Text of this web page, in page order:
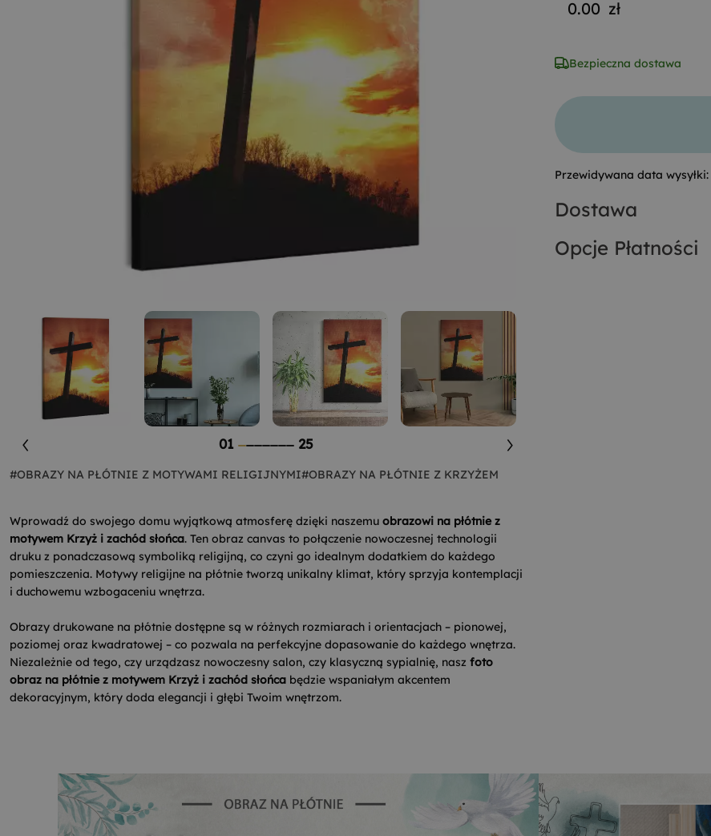
01 25
#OBRAZY NA PŁÓTNIE Z MOTYWAMI RELIGIJNYMI#OBRAZY NA PŁÓTNIE Z KRZYŻEM
Wprowadź do swojego domu wyjątkową atmosferę dzięki naszemu obrazowi na płótnie z
motywem Krzyż i zachód słońca. Ten obraz canvas to połączenie nowoczesnej technologii
druku z ponadczasową symboliką religijną, co czyni go idealnym dodatkiem do każdego
pomieszczenia. Motywy religijne na płótnie tworzą unikalny klimat, który sprzyja kontemplacji
i duchowemu wzbogaceniu wnętrza.
Obrazy drukowane na płótnie dostępne są w różnych rozmiarach i orientacjach – pionowej,
poziomej oraz kwadratowej – co pozwala na perfekcyjne dopasowanie do każdego wnętrza.
Niezależnie od tego, czy urządzasz nowoczesny salon, czy klasyczną sypialnię, nasz foto
obraz na płótnie z motywem Krzyż i zachód słońca będzie wspaniałym akcentem
dekoracyjnym, który doda elegancji i głębi Twoim wnętrzom.
0.00 zł
Bezpieczna dostawa
Przewidywana data wysyłki:
Dostawa
Opcje Płatności